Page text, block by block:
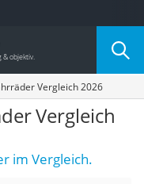
Vergleich 2026
Vergleich
im Vergleich.